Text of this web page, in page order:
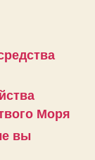
Моря
вы